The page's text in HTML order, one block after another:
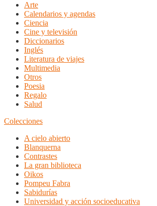
Arte
Calendarios y agendas
Ciencia
Cine y televisión
Diccionarios
Inglés
Literatura de viajes
Multimedia
Otros
Poesia
Regalo
Salud
Colecciones
A cielo abierto
Blanquerna
Contrastes
La gran biblioteca
Oikos
Pompeu Fabra
Sabidurías
Universidad y acción socioeducativa